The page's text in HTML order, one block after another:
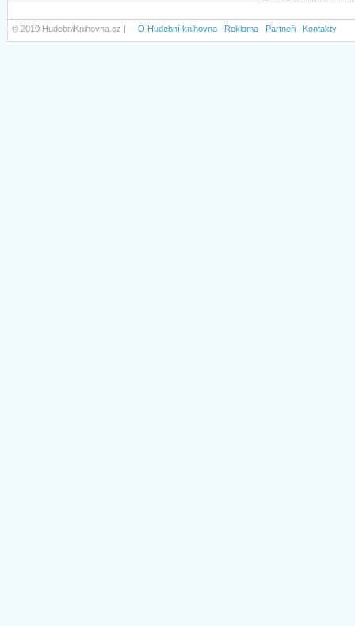
© 2010 HudebniKnihovna.cz | O Hudební knihovna Reklama Partneři Kontakty